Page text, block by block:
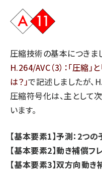
圧縮技術の基本につきま
H.264/AVC（3）：「圧縮」
は？」で記述しましたが、
圧縮符号化は、主として
います。
【基本要素1】予測：2つ
【基本要素2】動き補償フ
【基本要素3】双方向動